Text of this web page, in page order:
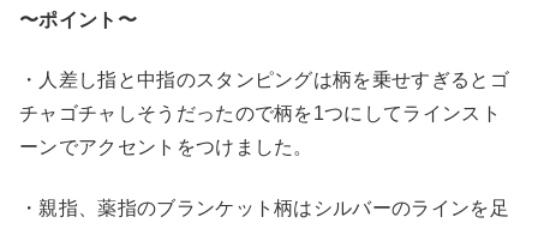
〜ポイント〜
・人差し指と中指のスタンピングは柄を乗せすぎるとゴ
チャゴチャしそうだったので柄を1つにしてラインスト
ーンでアクセントをつけました。
・親指、薬指のブランケット柄はシルバーのラインを足